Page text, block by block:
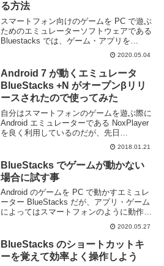
る方法
スマートフォン向けのゲームを PC で遊ぶ
ためのエミュレーターソフトウェアである
Bluestacks では、ゲーム・アプリを
Google Play からインストールすることが
できる。しかし、Google Play 上に公開さ
れている A...
2020.05.04
Android 7 が動くエミュレータ
BlueStacks +N がオープンβリリ
ースされたので使ってみた
自分はスマートフォンのゲームを遊ぶ際に
Android エミュレーターである NoxPlayer
を良く利用しているのだが、先日
BlueStacks の最新バージョンである
BlueStacks +N のオープンβがリリースさ
れたので試し...
2018.01.21
BlueStacks でゲームが動かない
場合に試す事
Android のゲームを PC で動かすエミュレ
ーター BlueStacks だが、アプリ・ゲーム
によってはスマートフォンのように動作し
ないことがある。このページでは MEmu
Play でアプリ・ゲームが動かない場合に
試してみる事を列挙...
2020.05.27
BlueStacks のショートカットキ
ーを覚えて効率よく操作しよう